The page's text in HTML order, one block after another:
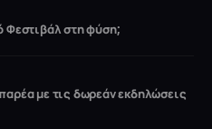
Φεστιβάλ στη φύση;
με τις δωρεάν εκδηλώσεις